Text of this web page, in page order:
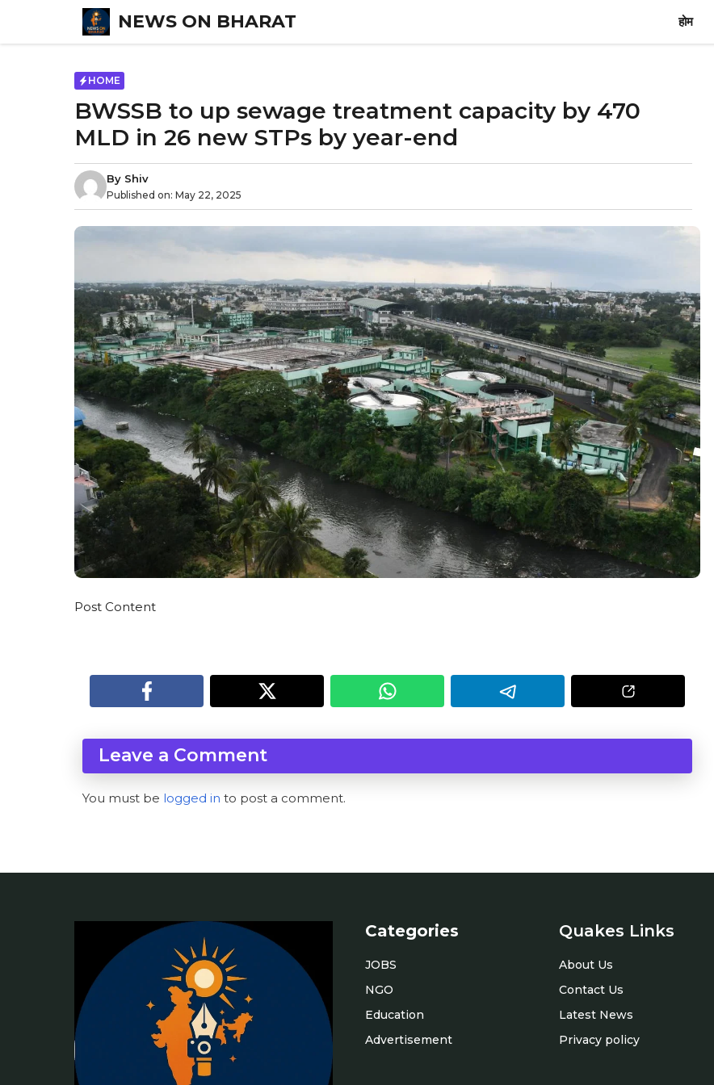
content
NEWS ON BHARAT होम
HOME
BWSSB to up sewage treatment capacity by 470
MLD in 26 new STPs by year-end
By Shiv
Published on: May 22, 2025
Post Content
Leave a Comment
You must be logged in to post a comment.
Categories
JOBS
NGO
Education
Advertisement
Quakes Links
About Us
Contact Us
Latest News
Privacy policy